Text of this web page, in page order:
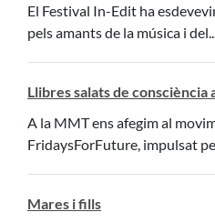
El Festival In-Edit ha
pels amants de la música i
Llibres salats de consciència
A la MMT ens afegim al
FridaysForFuture, impulsat
Mares i fills